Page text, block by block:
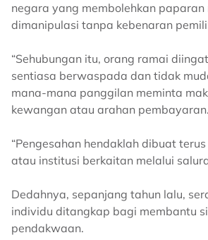
negara yang membolehkan paparan
dimanipulasi tanpa kebenaran
“Sehubungan itu, orang ramai
sentiasa berwaspada dan tidak
mana-mana panggilan meminta
kewangan atau arahan pembayaran.
“Pengesahan hendaklah dibuat
atau institusi berkaitan melalui
Dedahnya, sepanjang tahun lalu,
individu ditangkap bagi membantu
pendakwaan.